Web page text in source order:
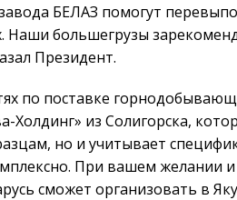
БЕЛАЗ помогут
большегрузы
Президент.
по поставке
из Солигорска,
но и учитывает
При вашем желании и
сможет организовать в